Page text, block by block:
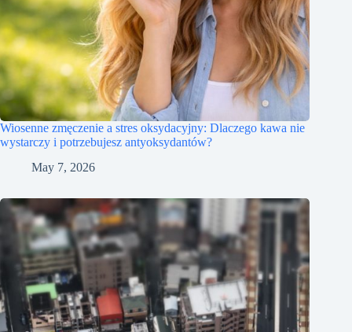
Wiosenne zmęczenie a stres oksydacyjny: Dlaczego kawa nie
wystarczy i potrzebujesz antyoksydantów?
May 7, 2026